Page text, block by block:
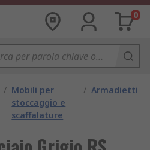
0
/ Mobili per
stoccaggio e
scaffalature
/ Armadietti